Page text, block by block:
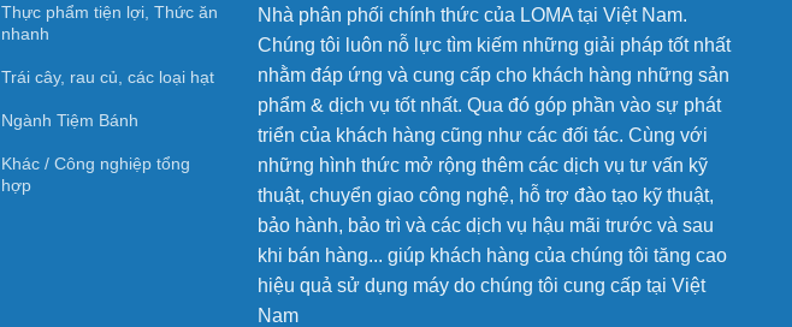
Thực phẩm tiện lợi, Thức ăn
nhanh
Trái cây, rau củ, các loại hạt
Ngành Tiệm Bánh
Khác / Công nghiệp tổng
hợp
Nhà phân phối chính thức của LOMA tại Việt Nam.
Chúng tôi luôn nỗ lực tìm kiếm những giải pháp tốt nhất
nhằm đáp ứng và cung cấp cho khách hàng những sản
phẩm & dịch vụ tốt nhất. Qua đó góp phần vào sự phát
triển của khách hàng cũng như các đối tác. Cùng với
những hình thức mở rộng thêm các dịch vụ tư vấn kỹ
thuật, chuyển giao công nghệ, hỗ trợ đào tạo kỹ thuật,
bảo hành, bảo trì và các dịch vụ hậu mãi trước và sau
khi bán hàng... giúp khách hàng của chúng tôi tăng cao
hiệu quả sử dụng máy do chúng tôi cung cấp tại Việt
Nam